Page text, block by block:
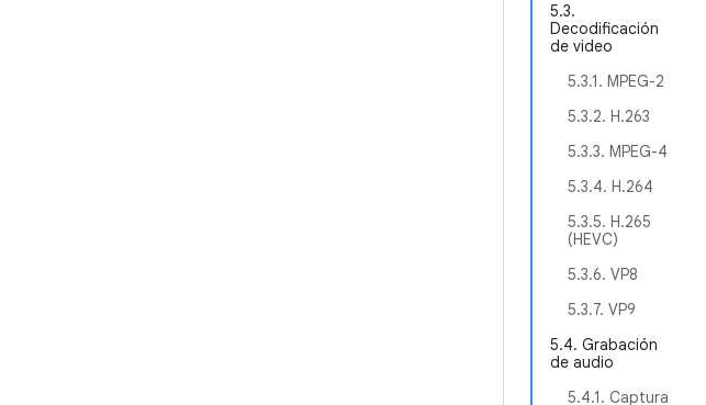
5.3.
Decodificación
de video
5.3.1. MPEG-2
5.3.2. H.263
5.3.3. MPEG-4
5.3.4. H.264
5.3.5. H.265
(HEVC)
5.3.6. VP8
5.3.7. VP9
5.4. Grabación
de audio
5.4.1. Captura